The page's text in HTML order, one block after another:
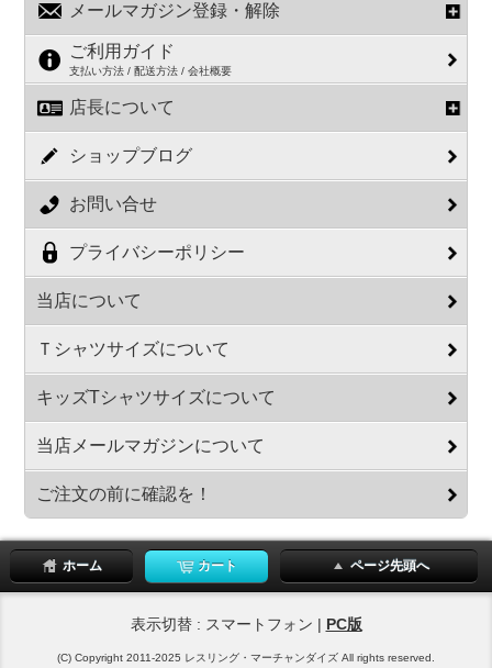
メールマガジン登録・解除
ご利用ガイド
支払い方法 / 配送方法 / 会社概要
店長について
ショップブログ
お問い合せ
プライバシーポリシー
当店について
Ｔシャツサイズについて
キッズTシャツサイズについて
当店メールマガジンについて
ご注文の前に確認を！
ホーム カート ページ先頭へ
表示切替 : スマートフォン | PC版
(C) Copyright 2011-2025 レスリング・マーチャンダイズ All rights reserved.